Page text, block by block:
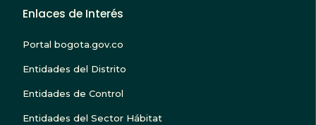
Enlaces de Interés
Portal bogota.gov.co
Entidades del Distrito
Entidades de Control
Entidades del Sector Hábitat